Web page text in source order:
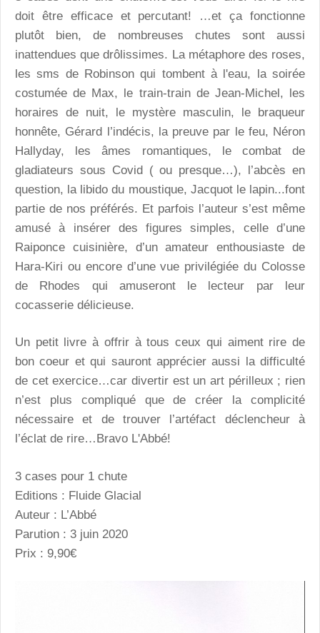
doit être efficace et percutant! …et ça fonctionne
plutôt bien, de nombreuses chutes sont aussi
inattendues que drôlissimes. La métaphore des roses,
les sms de Robinson qui tombent à l'eau, la soirée
costumée de Max, le train-train de Jean-Michel, les
horaires de nuit, le mystère masculin, le braqueur
honnête, Gérard l’indécis, la preuve par le feu, Néron
Hallyday, les âmes romantiques, le combat de
gladiateurs sous Covid ( ou presque…), l’abcès en
question, la libido du moustique, Jacquot le lapin...font
partie de nos préférés. Et parfois l’auteur s’est même
amusé à insérer des figures simples, celle d’une
Raiponce cuisinière, d’un amateur enthousiaste de
Hara-Kiri ou encore d’une vue privilégiée du Colosse
de Rhodes qui amuseront le lecteur par leur
cocasserie délicieuse.
Un petit livre à offrir à tous ceux qui aiment rire de
bon coeur et qui sauront apprécier aussi la difficulté
de cet exercice…car divertir est un art périlleux ; rien
n’est plus compliqué que de créer la complicité
nécessaire et de trouver l’artéfact déclencheur à
l’éclat de rire…Bravo L'Abbé!
3 cases pour 1 chute
Editions : Fluide Glacial
Auteur : L’Abbé
Parution : 3 juin 2020
Prix : 9,90€